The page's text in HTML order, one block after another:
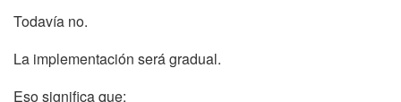
Todavía no.
La implementación será gradual.
Eso significa que: